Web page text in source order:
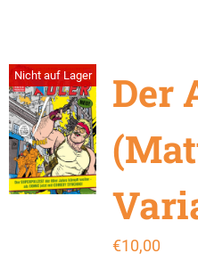
Nicht auf Lager
Der
€10,00